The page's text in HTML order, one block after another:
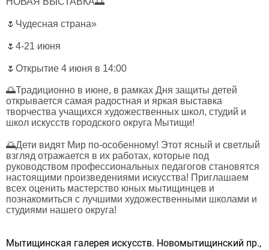
🌷Чудесная страна»
🌷4-21 июня
🌷Открытие 4 июня в 14:00
🌅Традиционно в июне, в рамках Дня защиты детей
открывается самая радостная и яркая выставка
творчества учащихся художественных школ, студий и
школ искусств городского округа Мытищи!
🌅Дети видят Мир по-особенному! Этот ясный и светлый
взгляд отражается в их работах, которые под
руководством профессиональных педагогов становятся
настоящими произведениями искусства! Приглашаем
всех оценить мастерство юных мытищинцев и
познакомиться с лучшими художественными школами и
студиями нашего округа!
Мытищинская галерея искусств. Новомытищинский пр.,